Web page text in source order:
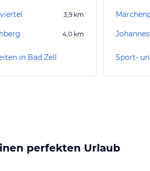
3,9 km
4,0 km
in Bad Zell
perfekten Urlaub